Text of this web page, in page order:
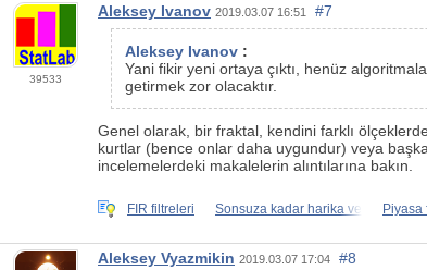
39533
Aleksey Ivanov 2019.03.07 16:51 #7
Aleksey Ivanov :
Yani fikir yeni ortaya çıktı, henüz
getirmek zor olacaktır.
Genel olarak, bir fraktal, kendini farklı
kurtlar (bence onlar daha uygundur) veya başka
incelemelerdeki makalelerin alıntılarına bakın.
FIR filtreleri Sonsuza kadar harika ve Piyasa
Aleksey Vyazmikin 2019.03.07 17:04 #8